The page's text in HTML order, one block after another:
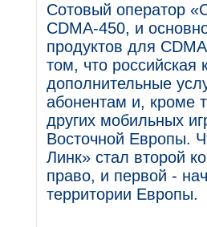
Сотовый оператор
CDMA-450, и
продуктов для
том, что российская
дополнительные
абонентам и, кроме
других мобильных
Восточной Европы.
Линк» стал второй
право, и первой -
территории Европы.